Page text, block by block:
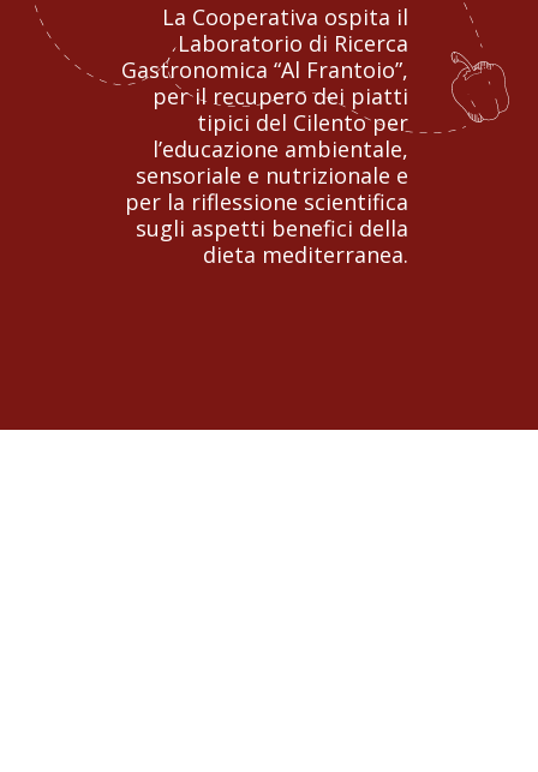
La Cooperativa ospita il
Laboratorio di Ricerca
Gastronomica “Al Frantoio”,
per il recupero dei piatti
tipici del Cilento per
l’educazione ambientale,
sensoriale e nutrizionale e
per la riflessione scientifica
sugli aspetti benefici della
dieta mediterranea.